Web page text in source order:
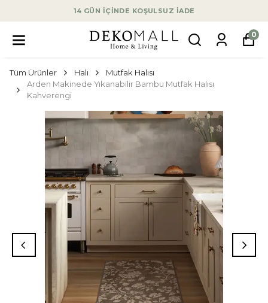
14 GÜN İÇİNDE KOŞULSUZ İADE
0
Tüm Ürünler Halı
Mutfak Halısı
Arden Makinede Yıkanabilir Bambu Mutfak Halısı
Kahverengi